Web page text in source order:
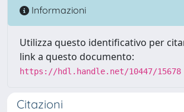
Informazioni
Utilizza questo identificativo per
link a questo documento:
https://hdl.handle.net/10447/15678
Citazioni